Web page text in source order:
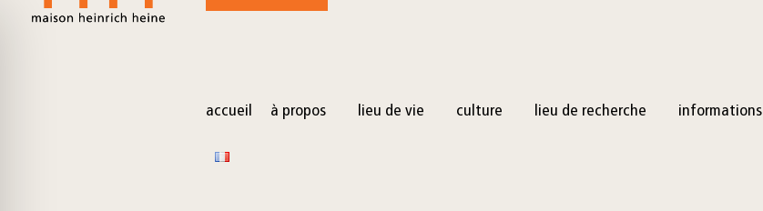
accueil à propos lieu de vie culture lieu de recherche informations